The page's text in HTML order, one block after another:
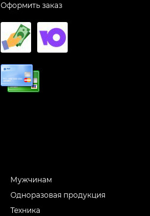
Оформить заказ
Мужчинам
Одноразовая продукция
Техника